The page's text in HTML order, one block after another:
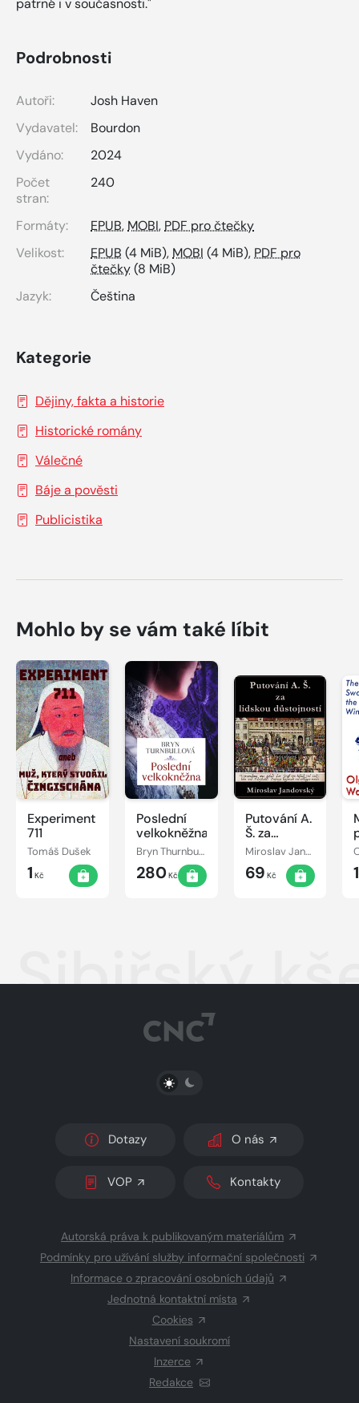
Podrobnosti
Autoři:
Josh Haven
Vydavatel:
Bourdon
Vydáno:
2024
Počet
stran:
240
Formáty: EPUB, MOBI, PDF pro čtečky
Velikost:
EPUB (4 MiB), MOBI (4 MiB), PDF pro
čtečky(8 MiB)
Jazyk:
Čeština
Kategorie
Dějiny, fakta a historie
Historické romány
Válečné
Báje a pověsti
Publicistika
Mohlo by se vám také líbit
Experiment
711
Tomáš Dušek
1 Kč
Poslední
velkokněžna
Bryn Thurnbullová
280Kč
Putování A.
Š. za
lidskou
důstojností
Miroslav Jandovský
69 Kč
Sibiřský
PŘEPNOUT SVĚTLÝ/TMAVÝ REŽIM
Dotazy O nás
VOP Kontakty
Autorská práva k publikovaným materiálům
Podmínky pro užívání služby informační společnosti
Informace o zpracování osobních údajů
Jednotná kontaktní místa
Cookies
Nastavení soukromí
Inzerce
Redakce